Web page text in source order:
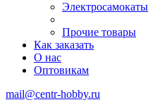
Электросамокаты
Прочие товары
Как заказать
О нас
Оптовикам
mail@centr-hobby.ru